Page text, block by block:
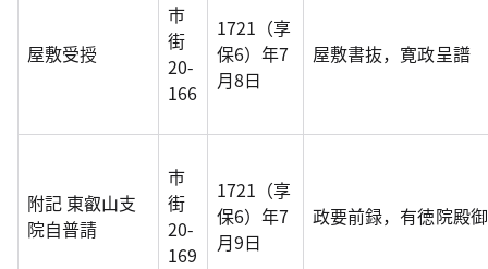
屋敷受授
市
街
20-
166
1721（享
保6）年7
月8日
屋敷書抜，寛政呈譜
附記 東叡山支
院自普請
市
街
20-
169
1721（享
保6）年7
月9日
政要前録，有徳院殿